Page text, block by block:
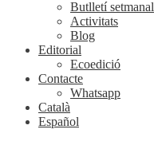
Butlletí setmanal
Activitats
Blog
Editorial
Ecoedició
Contacte
Whatsapp
Català
Español